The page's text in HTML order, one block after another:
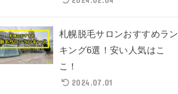
札幌脱毛サロンおすすめラン
キング6選！安い人気はこ
こ！
2024.07.01